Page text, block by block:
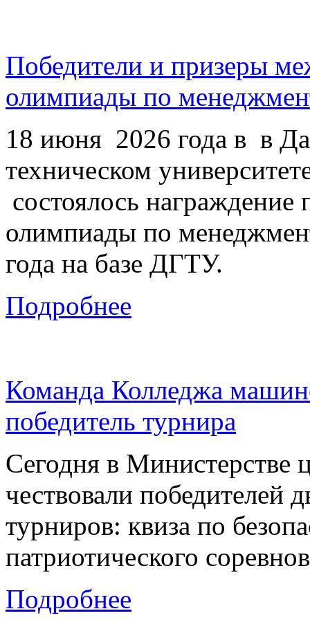
Победители и призеры
олимпиады по
18 июня 2026 года в в
техническом
состоялось награждение
олимпиады по
года на базе ДГТУ.
Подробнее
Команда Колледжа
победитель турнира
Сегодня в Министерстве
чествовали победителей
турниров: квиза по
патриотического
Подробнее